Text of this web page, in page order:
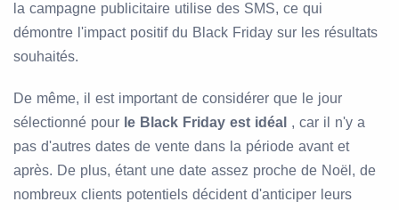
la campagne publicitaire utilise des SMS, ce qui
démontre l'impact positif du Black Friday sur les résultats
souhaités.
De même, il est important de considérer que le jour
sélectionné pour le Black Friday est idéal , car il n'y a
pas d'autres dates de vente dans la période avant et
après. De plus, étant une date assez proche de Noël, de
nombreux clients potentiels décident d'anticiper leurs